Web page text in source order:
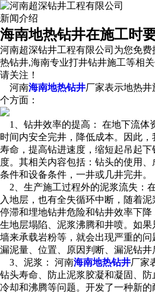
新闻介绍
海南地热钻井在施工时
河南超深钻井工程有限公司为您免费
热钻井,海南专业打井钻井施工等相
请关注！
河南海南地热钻井厂家表示地热
个方面：
1、钻井效率的提高： 在地下流体
时间内安全完井，降低成本。因此
寿命，提高钻进速度，缩短起吊起
度。其相关内容包括：钻头的使用
条件和设备条件，一井或几井完井。
2、生产施工过程外的泥浆流失：
入地层，也有全失循环中断，随着
停滞和埋地钻井危险和钻井效率下
生地层塌陷、泥浆沸腾和井喷。如
墙来承载岩粉等，就会出现严重的问
漏泥量、位置、原因判断、漏泥钻井
3、泥浆： 河南海南地热钻井厂家
钻头寿命、防止泥浆胶凝和凝固、
冷却和沸腾等问题。开发了一种新